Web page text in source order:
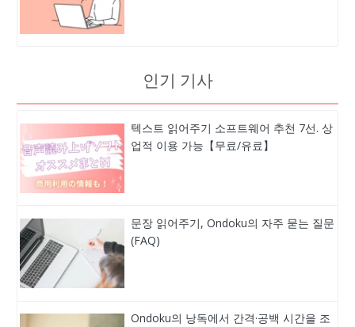
인기 기사
텍스트 읽어주기 소프트웨어 추천 7선. 상
업적 이용 가능【무료/유료】
문장 읽어주기, Ondoku의 자주 묻는 질문
(FAQ)
Ondoku의 낭독에서 간격·공백 시간을 조